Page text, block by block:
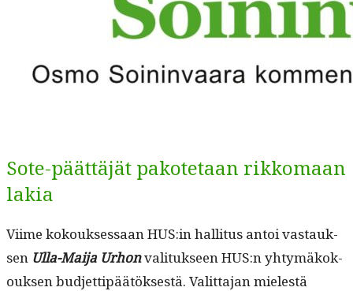
Sote-päättäjät pakotetaan rikkomaan
lakia
Viime kok­ouk­ses­saan HUS:in hal­li­tus antoi vas­tauk­
sen Ulla-Mai­ja Urhonval­i­tuk­seen HUS:n yhtymäkok­
ouk­sen bud­jet­tipäätök­ses­tä. Valit­ta­jan mielestä